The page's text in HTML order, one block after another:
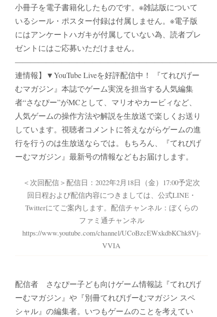
小冊子を電子書籍化したものです。※雑誌版について
いるシール・ポスター付録は付属しません。※電子版
にはアンケートハガキが付属していない為、読者プレ
ゼントにはご応募いただけません。
連情報】▼YouTube Liveを好評配信中！ 『てれびげー
むマガジン』本誌でゲーム実況を担当する人気編集
者“さなぴー”がMCとして、マリオやカービィなど、
人気ゲームの操作方法や解説を生放送で楽しくお送り
しています。視聴者コメントに答えながらゲームの進
行を行うのは生放送ならでは。もちろん、『てれびげ
ーむマガジン』最新号の情報などもお届けします。
＜次回配信＞配信日：2022年2月18日（金）17:00予定次
回日程および配信内容につきましては、公式LINE・
Twitterにてご案内します。配信チャンネル：ぼくらの
ファミ通チャンネル
https://www.youtube.com/channel/UCoBzcEWxkdbKChk8Vj-
VVIA
配信者 さなぴー子ども向けゲーム情報誌『てれびげ
ーむマガジン』や『別冊てれびげーむマガジン スペ
シャル』の編集者。いつもゲームのことを考えてい